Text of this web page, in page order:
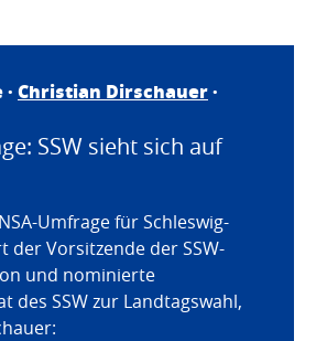
Christian Dirschauer·
SSW sieht sich auf
Umfrage für Schleswig-
der Vorsitzende der SSW-
und nominierte
des SSW zur Landtagswahl,